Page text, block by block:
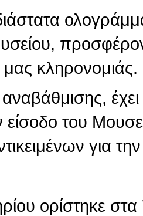
μας κληρονομιάς.
αναβάθμισης,
του
για
ορίστηκε